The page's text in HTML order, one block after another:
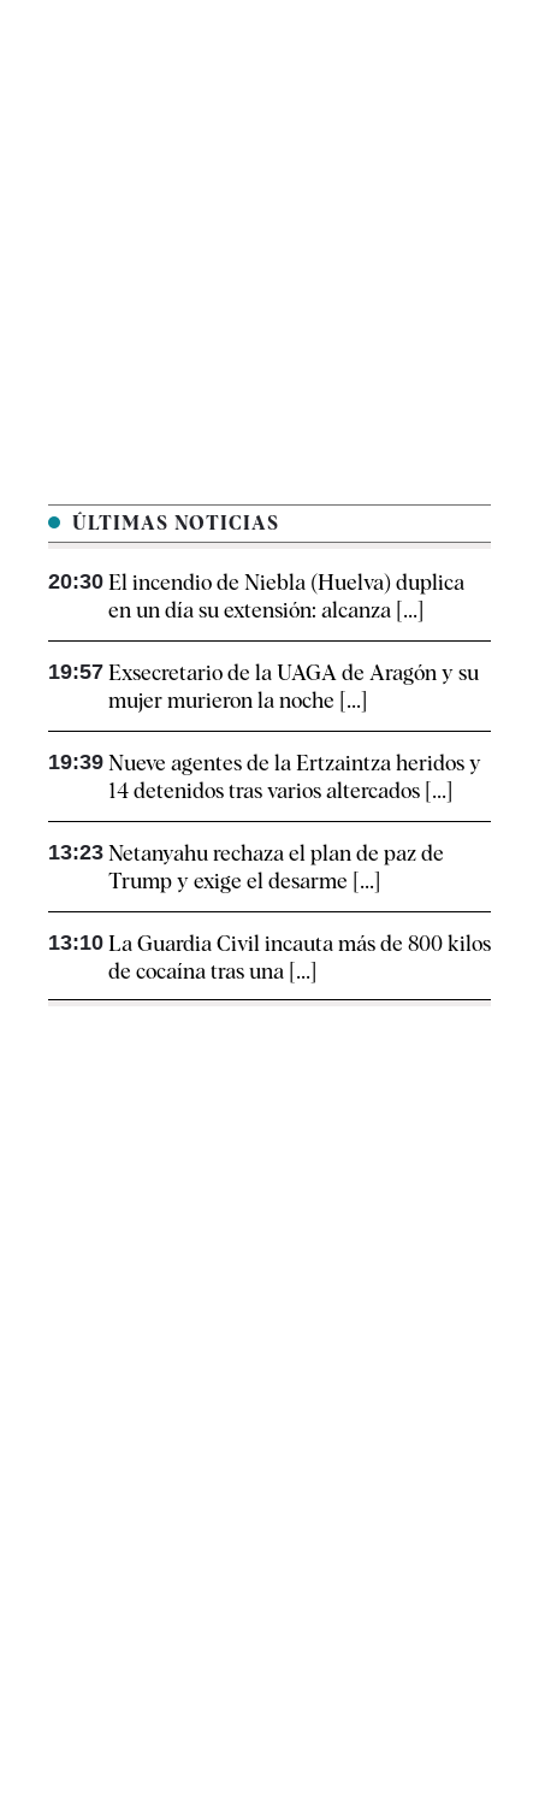
ÚLTIMAS NOTICIAS
20:30 El incendio de Niebla (Huelva) duplica
en un día su extensión: alcanza [...]
19:57 Exsecretario de la UAGA de Aragón y su
mujer murieron la noche [...]
19:39 Nueve agentes de la Ertzaintza heridos y
14 detenidos tras varios altercados [...]
13:23 Netanyahu rechaza el plan de paz de
Trump y exige el desarme [...]
13:10 La Guardia Civil incauta más de 800 kilos
de cocaína tras una [...]